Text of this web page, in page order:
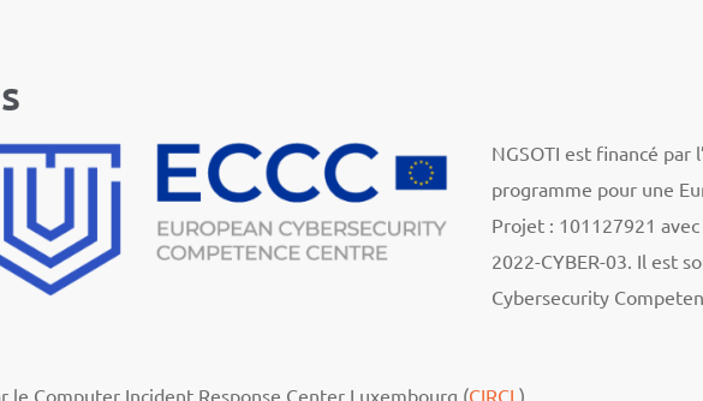
NGSOTI est financé par
programme pour une
Projet : 101127921 avec
2022-CYBER-03. Il est
Cybersecurity
Computer Incident Response Center Luxembourg (CIRCL)